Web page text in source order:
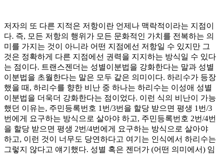
저자의 또 다른 지적은 저항이란 언제나 맥락적이라는 지점이
다. 즉, 모든 저항의 행위가 모든 문화적인 가치를 전복하는 의
미를 가지는 것이 아니라 어떤 지점에선 저항일 수 있지만 그
것은 정확하게 다른 지점에선 권력을 지지하는 방식일 수 있다
는 점이다. 트랜스젠더는 성별이분법을 강화한다는 말과 성별
이분법을 초월한다는 말은 모두 같은 의미이다. 하리수가 등장
했을 때, 하리수를 향한 비난 중 하나는 하리수는 이성애 성별
이분법을 더욱더 강화한다는 점이었다. 이런 식의 비난이 가능
했던 이유는, 주민등록번호 1번/3번을 할당 받으면 평생 1번/3
번에게 요구하는 방식으로 살아야 하고, 주민등록번호 2번/4번
을 할당 받으면 평생 2번/4번에게 요구하는 방식으로 살아야
하고, 이런 것이 너무도 당연하다고 여기는 인식에서 하리수는
그렇지 않다고 얘기했다. 성별 혹은 젠더가 (어떤 의미에서) 임